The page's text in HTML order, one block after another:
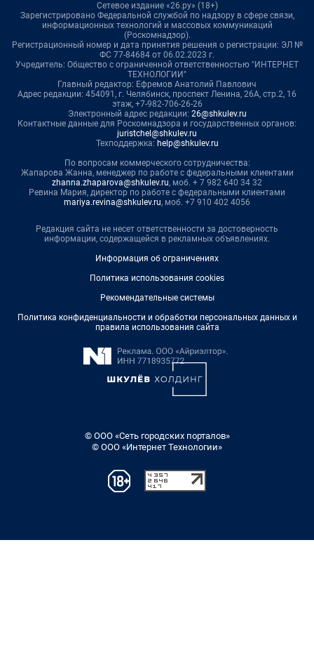
Сетевое издание «26.ру» (18+)
Зарегистрировано Федеральной службой по надзору в сфере связи,
информационных технологий и массовых коммуникаций
(Роскомнадзор).
Регистрационный номер и дата принятия решения о регистрации: ЭЛ №
ФС 77-84684 от 06.02.2023 г.
Учредитель: Общество с ограниченной ответственностью "ИНТЕРНЕТ
ТЕХНОЛОГИИ"
Главный редактор: Ефремов Анатолий Павлович
Адрес редакции: 454091, г. Челябинск, проспект Ленина, 26А, стр.2, 16
этаж, +7-982-706-26-26
Электронный адрес редакции: 26@shkulev.ru
Контактные данные для Роскомнадзора и государственных органов:
juristchel@shkulev.ru
Техподдержка: help@shkulev.ru
По вопросам коммерческого сотрудничества:
Жапарова Жанна, менеджер по работе с федеральными клиентами
zhanna.zhaparova@shkulev.ru, моб. + 7 982 640 34 32
Ревина Мария, директор по работе с федеральными клиентами
mariya.revina@shkulev.ru, моб. +7 910 402 4056
Редакция сайта не несет ответственности за достоверность
информации, содержащейся в рекламных объявлениях.
Информация об ограничениях
Политика использования cookies
Рекомендательные системы
Политика конфиденциальности и обработки персональных данных и
правила использования сайта
© ООО «Сеть городских порталов»
© ООО «Интернет Технологии»